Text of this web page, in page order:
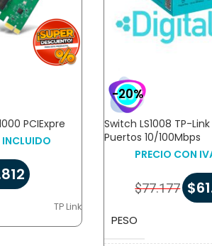
PCIExpre
TP Link
-20%
Switch LS1008 TP-
Puertos 10/100Mbps
PRECIO CON
$77.177 $
PESO